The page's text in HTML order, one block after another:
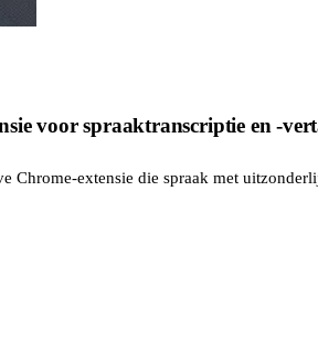
voor spraaktranscriptie en -
Chrome-extensie die spraak met